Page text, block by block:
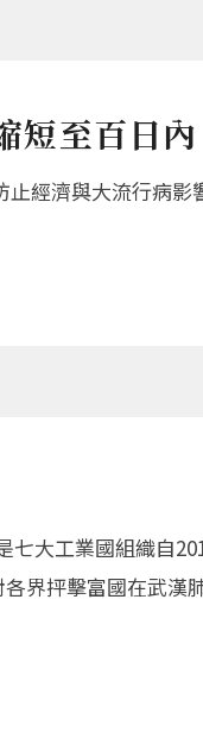
短至百日內
經濟與大流行病
大工業國組織自
界抨擊富國在武漢